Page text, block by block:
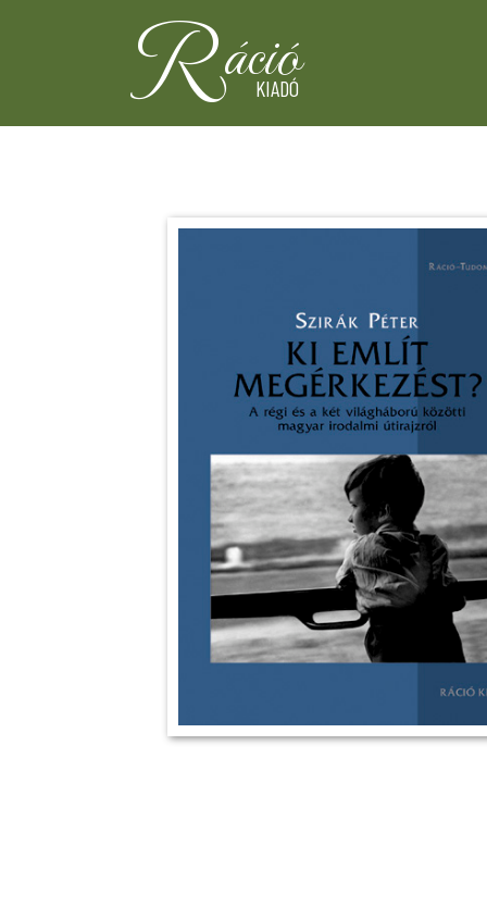
Ráció
KIADÓ